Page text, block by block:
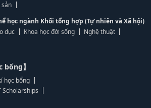
sản
học ngành Khối tổng hợp (Tự nhiên và Xã hội)
dục
Khoa học đời sống
Nghệ thuật
】
học bổng
Scholarships